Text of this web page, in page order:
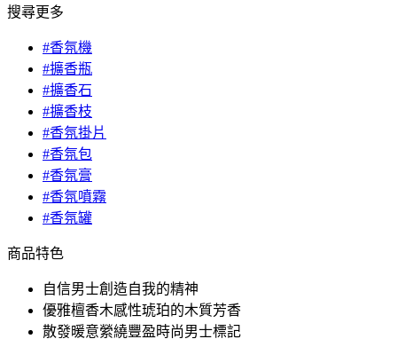
搜尋更多
#香氛機
#擴香瓶
#擴香石
#擴香枝
#香氛掛片
#香氛包
#香氛膏
#香氛噴霧
#香氛罐
商品特色
自信男士創造自我的精神
優雅檀香木感性琥珀的木質芳香
散發暖意縈繞豐盈時尚男士標記